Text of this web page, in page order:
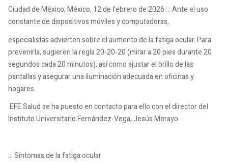
Ciudad de México, México, 12 de febrero de 2026 ::: Ante el uso
constante de dispositivos móviles y computadoras,
especialistas advierten sobre el aumento de la fatiga ocular. Para
prevenirla, sugieren la regla 20-20-20 (mirar a 20 pies durante 20
segundos cada 20 minutos), así como ajustar el brillo de las
pantallas y asegurar una iluminación adecuada en oficinas y
hogares.
EFE Salud se ha puesto en contacto para ello con el director del
Instituto Universitario Fernández-Vega, Jesús Merayo.
::: Síntomas de la fatiga ocular